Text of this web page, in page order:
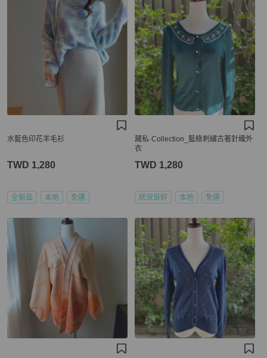
水藍色印花羊毛衫
TWD 1,280
全新品 本地 免運
藏私·Collection_藍綠刺繡古著針織外
衣
TWD 1,280
狀況良好 本地 免運